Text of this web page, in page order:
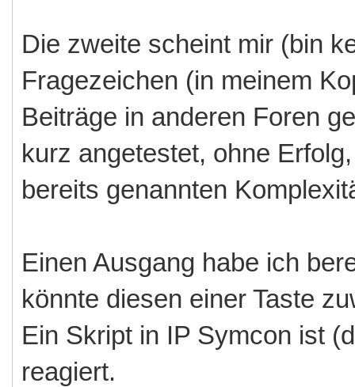
Die zweite scheint mir (bin
Fragezeichen (in meinem
Beiträge in anderen Foren
kurz angetestet, ohne
bereits genannten
Einen Ausgang habe ich
könnte diesen einer Taste
Ein Skript in IP Symcon ist
reagiert.